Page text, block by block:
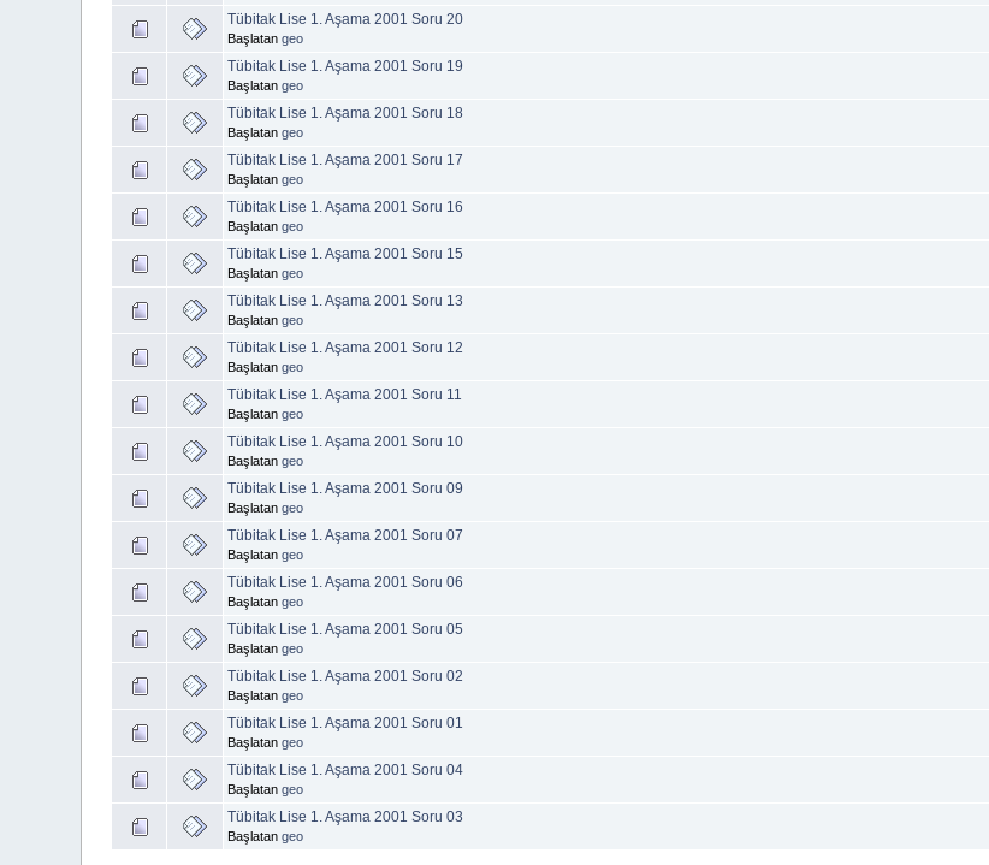
Tübitak Lise 1. Aşama 2001 Soru 20
Başlatangeo
Tübitak Lise 1. Aşama 2001 Soru 19
Başlatangeo
Tübitak Lise 1. Aşama 2001 Soru 18
Başlatangeo
Tübitak Lise 1. Aşama 2001 Soru 17
Başlatangeo
Tübitak Lise 1. Aşama 2001 Soru 16
Başlatangeo
Tübitak Lise 1. Aşama 2001 Soru 15
Başlatangeo
Tübitak Lise 1. Aşama 2001 Soru 13
Başlatangeo
Tübitak Lise 1. Aşama 2001 Soru 12
Başlatangeo
Tübitak Lise 1. Aşama 2001 Soru 11
Başlatangeo
Tübitak Lise 1. Aşama 2001 Soru 10
Başlatangeo
Tübitak Lise 1. Aşama 2001 Soru 09
Başlatangeo
Tübitak Lise 1. Aşama 2001 Soru 07
Başlatangeo
Tübitak Lise 1. Aşama 2001 Soru 06
Başlatangeo
Tübitak Lise 1. Aşama 2001 Soru 05
Başlatangeo
Tübitak Lise 1. Aşama 2001 Soru 02
Başlatangeo
Tübitak Lise 1. Aşama 2001 Soru 01
Başlatangeo
Tübitak Lise 1. Aşama 2001 Soru 04
Başlatangeo
Tübitak Lise 1. Aşama 2001 Soru 03
Başlatangeo